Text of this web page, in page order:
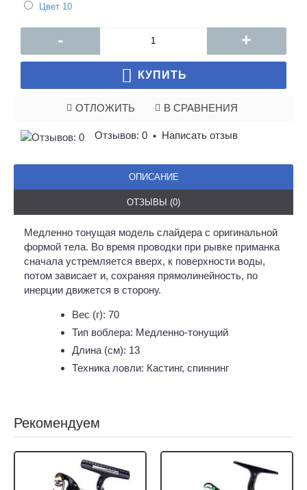
Цвет 10
- +
КУПИТЬ
ОТЛОЖИТЬ В СРАВНЕНИЯ
Отзывов: 0 • Написать отзыв
ОПИСАНИЕ
ОТЗЫВЫ (0)
Медленно тонущая модель слайдера с оригинальной
формой тела. Во время проводки при рывке приманка
сначала устремляется вверх, к поверхности воды,
потом зависает и, сохраняя прямолинейность, по
инерции движется в сторону.
Вес (г): 70
Тип воблера: Медленно-тонущий
Длина (см): 13
Техника ловли: Кастинг, спиннинг
Рекомендуем